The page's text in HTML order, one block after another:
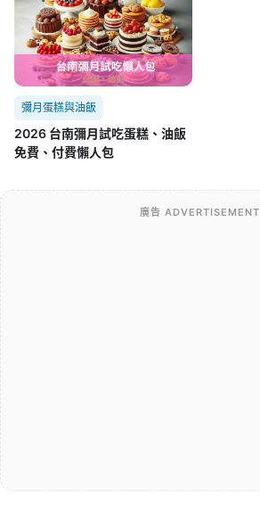
彌月蛋糕與油飯
2026 台南彌月試吃蛋糕、油飯
免費、付費懶人包
廣告 ADVERTISEMENT